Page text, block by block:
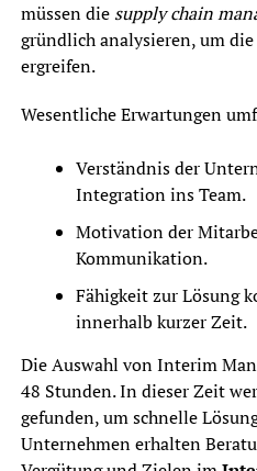
müssen die supply chain
gründlich analysieren, um
ergreifen.
Wesentliche Erwartungen
Verständnis der
Integration ins Team.
Motivation der
Kommunikation.
Fähigkeit zur Lösung
innerhalb kurzer Zeit.
Die Auswahl von Interim
48 Stunden. In dieser Zeit
gefunden, um schnelle
Unternehmen erhalten